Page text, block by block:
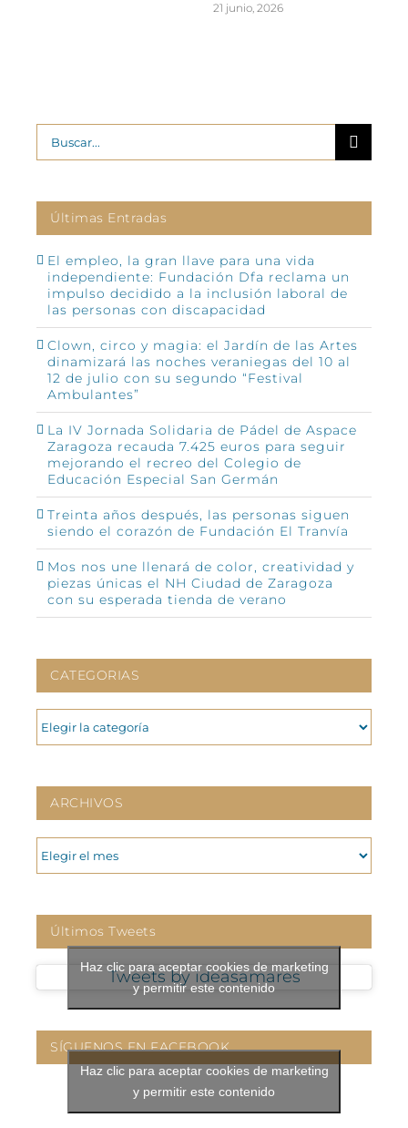
21 junio, 2026
Buscar:
Últimas Entradas
El empleo, la gran llave para una vida
independiente: Fundación Dfa reclama un
impulso decidido a la inclusión laboral de
las personas con discapacidad
Clown, circo y magia: el Jardín de las Artes
dinamizará las noches veraniegas del 10 al
12 de julio con su segundo “Festival
Ambulantes”
La IV Jornada Solidaria de Pádel de Aspace
Zaragoza recauda 7.425 euros para seguir
mejorando el recreo del Colegio de
Educación Especial San Germán
Treinta años después, las personas siguen
siendo el corazón de Fundación El Tranvía
Mos nos une llenará de color, creatividad y
piezas únicas el NH Ciudad de Zaragoza
con su esperada tienda de verano
CATEGORIAS
CATEGORIAS
ARCHIVOS
ARCHIVOS
Últimos Tweets
Tweets by ideasamares
Haz clic para aceptar cookies de marketing
y permitir este contenido
SÍGUENOS EN FACEBOOK
Haz clic para aceptar cookies de marketing
y permitir este contenido